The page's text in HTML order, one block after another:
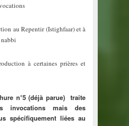
Repentir (Istighfaar) et à
à certaines prières et
n°5 (déjà parue) traite
invocations mais des
spécifiquement liées au